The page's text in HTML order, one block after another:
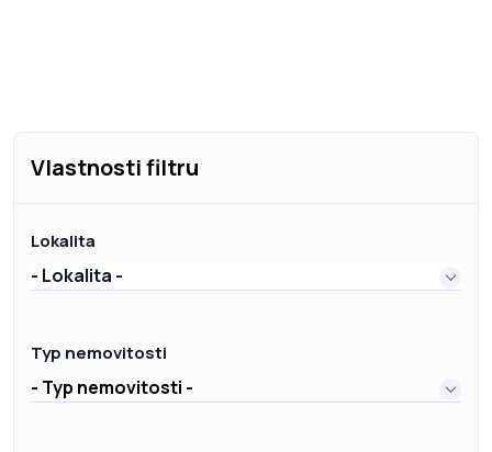
Vlastnosti filtru
Lokalita
- Lokalita -
Typ nemovitosti
- Typ nemovitosti -